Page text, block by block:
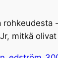
rohkeudesta
mitkä